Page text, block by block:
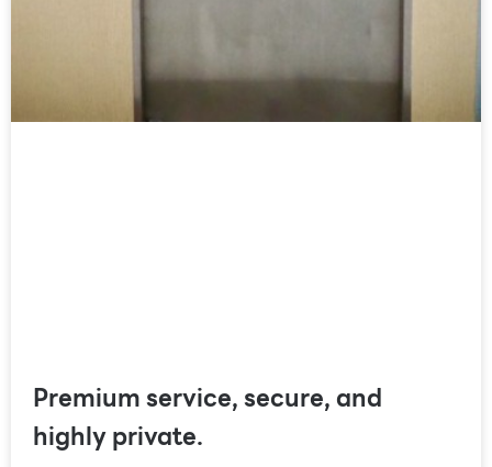
Premium service, secure, and
highly private.